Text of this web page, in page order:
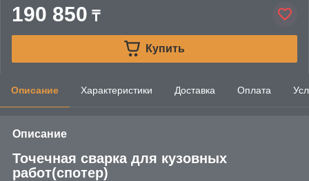
190 850 ₸
Купить
Описание Характеристики Доставка Оплата
Описание
Точечная сварка для кузовных
работ(спотер)